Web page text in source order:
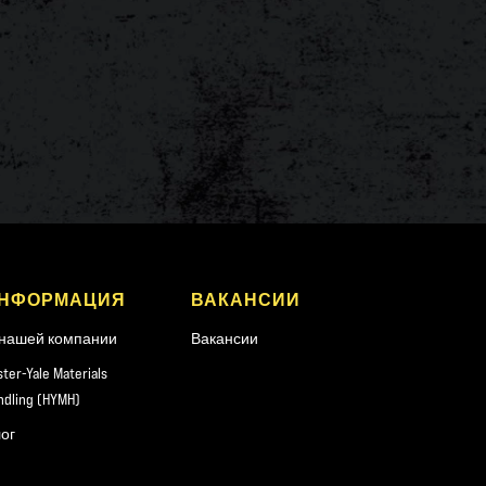
компании
Yale Materials
(HYMH)
ВАКАНСИИ
Вакансии